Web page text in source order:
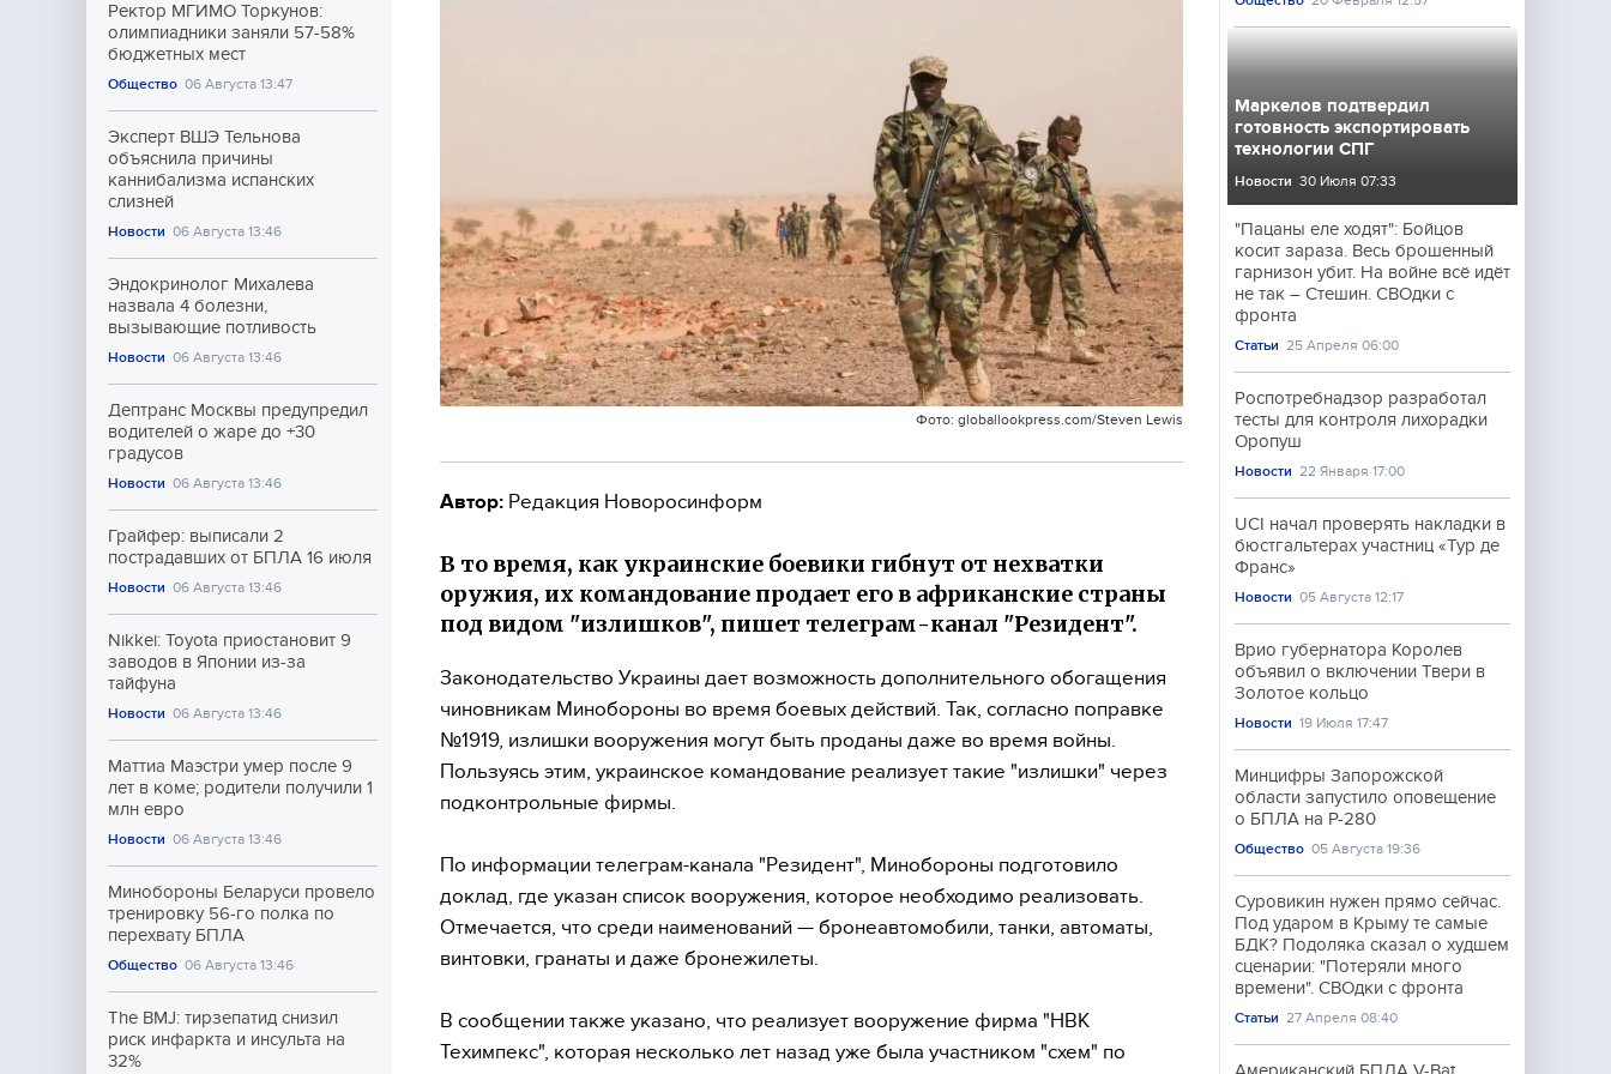
Ректор МГИМО Торкунов:
олимпиадники заняли 57-58%
бюджетных мест
Общество 06 Августа 13:47
Эксперт ВШЭ Тельнова
объяснила причины
каннибализма испанских
слизней
Новости 06 Августа 13:46
Эндокринолог Михалева
назвала 4 болезни,
вызывающие потливость
Новости 06 Августа 13:46
Дептранс Москвы предупредил
водителей о жаре до +30
градусов
Новости 06 Августа 13:46
Грайфер: выписали 2
пострадавших от БПЛА 16 июля
Новости 06 Августа 13:46
Nikkei: Toyota приостановит 9
заводов в Японии из-за
тайфуна
Новости 06 Августа 13:46
Маттиа Маэстри умер после 9
лет в коме; родители получили 1
млн евро
Новости 06 Августа 13:46
Минобороны Беларуси провело
тренировку 56-го полка по
перехвату БПЛА
Общество 06 Августа 13:46
The BMJ: тирзепатид снизил
риск инфаркта и инсульта на
32%
Фото: globallookpress.com/Steven Lewis
Автор: Редакция Новоросинформ
В то время, как украинские боевики гибнут от нехватки
оружия, их командование продает его в африканские страны
под видом "излишков", пишет телеграм-канал "Резидент".
Законодательство Украины дает возможность дополнительного обогащения
чиновникам Минобороны во время боевых действий. Так, согласно поправке
№1919, излишки вооружения могут быть проданы даже во время войны.
Пользуясь этим, украинское командование реализует такие "излишки" через
подконтрольные фирмы.
По информации телеграм-канала "Резидент", Минобороны подготовило
доклад, где указан список вооружения, которое необходимо реализовать.
Отмечается, что среди наименований — бронеавтомобили, танки, автоматы,
винтовки, гранаты и даже бронежилеты.
В сообщении также указано, что реализует вооружение фирма "НВК
Техимпекс", которая несколько лет назад уже была участником "схем" по
Маркелов подтвердил
готовность экспортировать
технологии СПГ
Новости 30 Июля 07:33
"Пацаны еле ходят": Бойцов
косит зараза. Весь брошенный
гарнизон убит. На войне всё идёт
не так – Стешин. СВОдки с
фронта
Статьи 25 Апреля 06:00
Роспотребнадзор разработал
тесты для контроля лихорадки
Оропуш
Новости 22 Января 17:00
UCI начал проверять накладки в
бюстгальтерах участниц «Тур де
Франс»
Новости 05 Августа 12:17
Врио губернатора Королев
объявил о включении Твери в
Золотое кольцо
Новости 19 Июля 17:47
Минцифры Запорожской
области запустило оповещение
о БПЛА на Р-280
Общество 05 Августа 19:36
Суровикин нужен прямо сейчас.
Под ударом в Крыму те самые
БДК? Подоляка сказал о худшем
сценарии: "Потеряли много
времени". СВОдки с фронта
Статьи 27 Апреля 08:40